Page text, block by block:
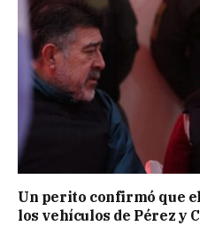
Un perito confirmó que
los vehículos de Pérez y